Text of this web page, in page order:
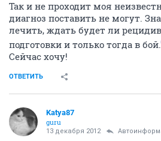
Так и не проходит моя
диагноз поставить не могут.
лечить, ждать будет ли
подготовки и только тогда в бой.
Сейчас хочу!
ОТВЕТИТЬ
Katya87
guru
13 декабря 2012